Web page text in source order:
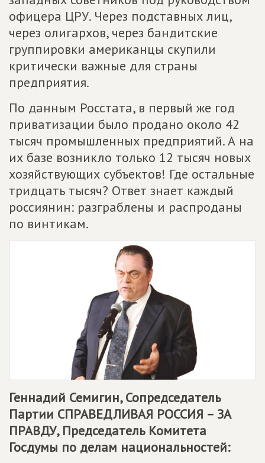
офицера ЦРУ. Через подставных лиц,
через олигархов, через бандитские
группировки американцы скупили
критически важные для страны
предприятия.
По данным Росстата, в первый же год
приватизации было продано около 42
тысяч промышленных предприятий. А на
их базе возникло только 12 тысяч новых
хозяйствующих субъектов! Где остальные
тридцать тысяч? Ответ знает каждый
россиянин: разграблены и распроданы
по винтикам.
Геннадий Семигин, Сопредседатель
Партии СПРАВЕДЛИВАЯ РОССИЯ – ЗА
ПРАВДУ, Председатель Комитета
Госдумы по делам национальностей: